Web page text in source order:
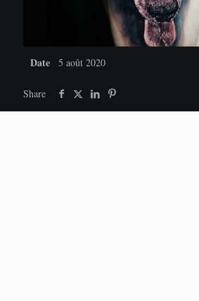
Date 5 août 2020
Share